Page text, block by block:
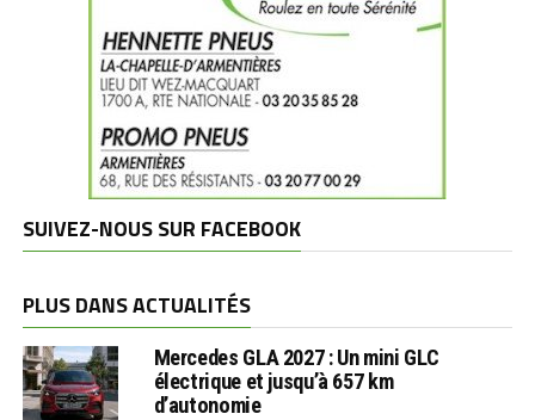
SUIVEZ-NOUS SUR FACEBOOK
PLUS DANS ACTUALITÉS
Mercedes GLA 2027 : Un mini GLC
électrique et jusqu’à 657 km
d’autonomie